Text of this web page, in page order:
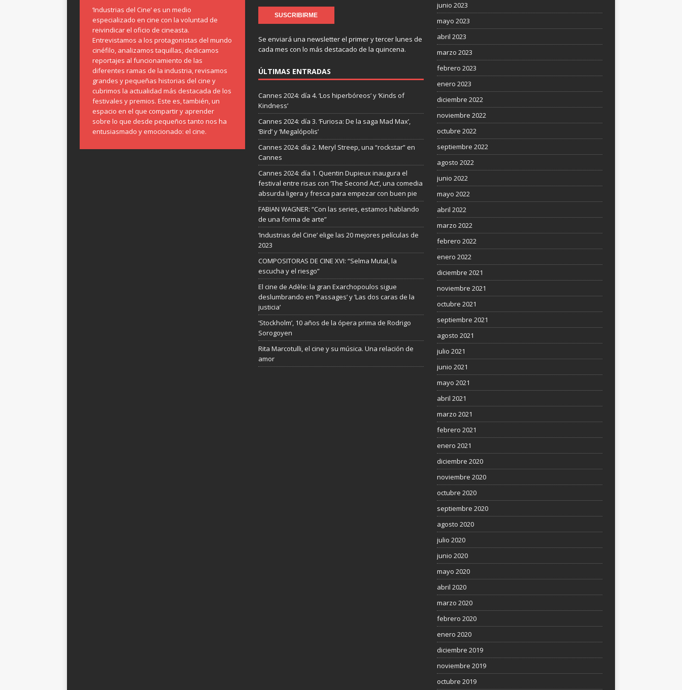
‘Industrias del Cine’ es un medio
especializado en cine con la voluntad de
reivindicar el oficio de cineasta.
Entrevistamos a los protagonistas del mundo
cinéfilo, analizamos taquillas, dedicamos
reportajes al funcionamiento de las
diferentes ramas de la industria, revisamos
grandes y pequeñas historias del cine y
cubrimos la actualidad más destacada de los
festivales y premios. Este es, también, un
espacio en el que compartir y aprender
sobre lo que desde pequeños tanto nos ha
entusiasmado y emocionado: el cine.
Se enviará una newsletter el primer y tercer lunes de
cada mes con lo más destacado de la quincena.
ÚLTIMAS ENTRADAS
Cannes 2024: día 4. ‘Los hiperbóreos’ y ‘Kinds of
Kindness’
Cannes 2024: día 3. ‘Furiosa: De la saga Mad Max’,
‘Bird’ y ‘Megalópolis’
Cannes 2024: día 2. Meryl Streep, una “rockstar” en
Cannes
Cannes 2024: día 1. Quentin Dupieux inaugura el
festival entre risas con ‘The Second Act’, una comedia
absurda ligera y fresca para empezar con buen pie
FABIAN WAGNER: “Con las series, estamos hablando
de una forma de arte”
‘Industrias del Cine’ elige las 20 mejores películas de
2023
COMPOSITORAS DE CINE XVI: “Selma Mutal, la
escucha y el riesgo”
El cine de Adèle: la gran Exarchopoulos sigue
deslumbrando en ’Passages’ y ’Las dos caras de la
justicia’
‘Stockholm’, 10 años de la ópera prima de Rodrigo
Sorogoyen
Rita Marcotulli, el cine y su música. Una relación de
amor
junio 2023
mayo 2023
abril 2023
marzo 2023
febrero 2023
enero 2023
diciembre 2022
noviembre 2022
octubre 2022
septiembre 2022
agosto 2022
junio 2022
mayo 2022
abril 2022
marzo 2022
febrero 2022
enero 2022
diciembre 2021
noviembre 2021
octubre 2021
septiembre 2021
agosto 2021
julio 2021
junio 2021
mayo 2021
abril 2021
marzo 2021
febrero 2021
enero 2021
diciembre 2020
noviembre 2020
octubre 2020
septiembre 2020
agosto 2020
julio 2020
junio 2020
mayo 2020
abril 2020
marzo 2020
febrero 2020
enero 2020
diciembre 2019
noviembre 2019
octubre 2019